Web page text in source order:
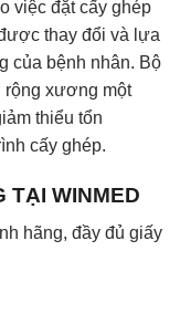
việc đặt cấy ghép
thay đổi và lựa
của bệnh nhân. Bộ
rộng xương một
thiểu tổn
cấy ghép.
TẠI WINMED
hãng, đầy đủ giấy